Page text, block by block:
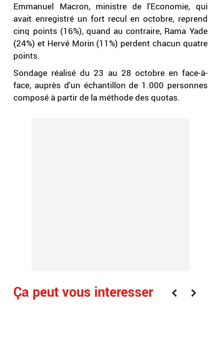
Emmanuel Macron, ministre de l'Economie, qui
avait enregistré un fort recul en octobre, reprend
cinq points (16%), quand au contraire, Rama Yade
(24%) et Hervé Morin (11%) perdent chacun quatre
points.
Sondage réalisé du 23 au 28 octobre en face-à-
face, auprès d'un échantillon de 1.000 personnes
composé à partir de la méthode des quotas.
Ça peut vous interesser